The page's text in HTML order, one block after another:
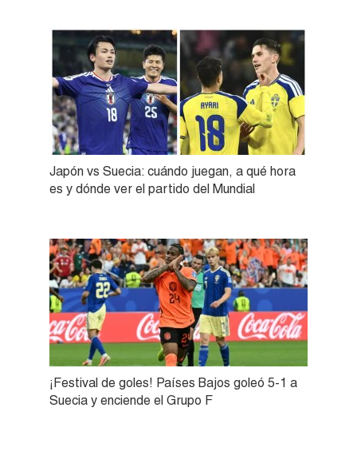
Japón vs Suecia: cuándo juegan, a qué hora
es y dónde ver el partido del Mundial
¡Festival de goles! Países Bajos goleó 5-1 a
Suecia y enciende el Grupo F